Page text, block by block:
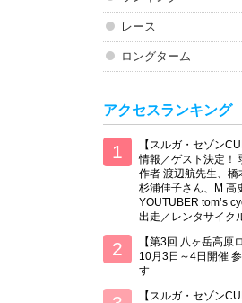
レース
ロングターム
アクセスランキング
【スルガ・セゾン
情報／ゲスト決定！
作者 渡辺航先生、橋
杉浦佳子さん、M 高
YOUTUBER tom’s
出走／レンタサイク
【第3回 八ヶ岳高原
10月3日～4日開催
す
【スルガ・セゾン